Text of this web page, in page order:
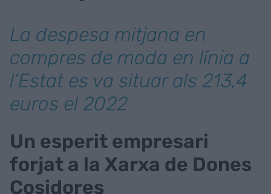
La despesa mitjana en
compres de moda en línia a
l’Estat es va situar als 213,4
euros el 2022
Un esperit empresari
forjat a la Xarxa de Dones
Cosidores